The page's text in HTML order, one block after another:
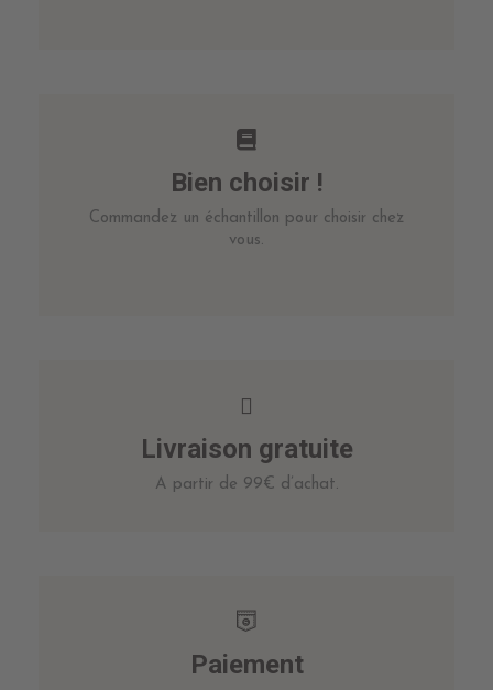
Bien choisir !
Commandez un échantillon pour choisir chez
vous.
Livraison gratuite
A partir de 99€ d’achat.
Paiement